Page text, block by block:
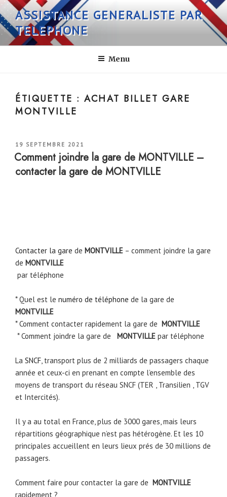
Aller
au
contenu
principal
ASSISTANCE GENERALISTE PAR
TELEPHONE
Menu
ÉTIQUETTE :ACHAT BILLET GARE
MONTVILLE
PUBLIÉ
LE
19 SEPTEMBRE 2021
Comment joindre la gare de MONTVILLE –
contacter la gare de MONTVILLE
Contacter la gare de MONTVILLE – comment joindre la gare
de MONTVILLE
par téléphone
* Quel est le numéro de téléphone de la gare de
MONTVILLE
* Comment contacter rapidement la gare de MONTVILLE
* Comment joindre la gare de
MONTVILLE par téléphone
La SNCF, transport plus de 2 milliards de passagers chaque
année et ceux-ci en prenant en compte l’ensemble des
moyens de transport du réseau SNCF (TER , Transilien , TGV
et Intercités).
Il y a au total en France, plus de 3000 gares, mais leurs
répartitions géographique n’est pas hétérogène. Et les 10
principales accueillent en leurs lieux prés de 30 millions de
passagers.
Comment faire pour contacter la gare de MONTVILLE
rapidement ?